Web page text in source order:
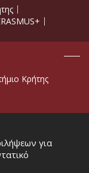
Κρήτης
για